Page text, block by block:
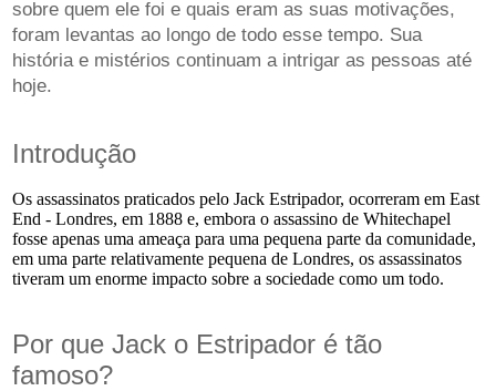
sobre quem ele foi e quais eram as suas motivações,
foram levantas ao longo de todo esse tempo. Sua
história e mistérios continuam a intrigar as pessoas até
hoje.
Introdução
Os assassinatos praticados pelo Jack Estripador, ocorreram em East
End - Londres, em 1888 e, embora o assassino de Whitechapel
fosse apenas uma ameaça para uma pequena parte da comunidade,
em uma parte relativamente pequena de Londres, os assassinatos
tiveram um enorme impacto sobre a sociedade como um todo.
Por que Jack o Estripador é tão
famoso?